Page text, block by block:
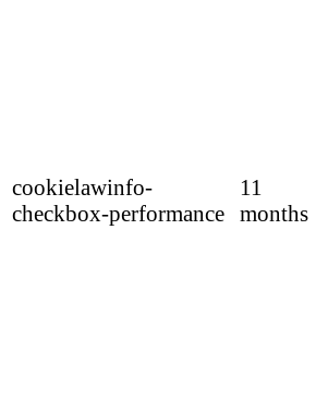
cookielawinfo-
checkbox-performance
11
months